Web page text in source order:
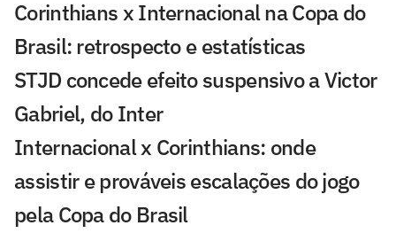
Corinthians x Internacional na Copa do
Brasil: retrospecto e estatísticas
STJD concede efeito suspensivo a Victor
Gabriel, do Inter
Internacional x Corinthians: onde
assistir e prováveis escalações do jogo
pela Copa do Brasil